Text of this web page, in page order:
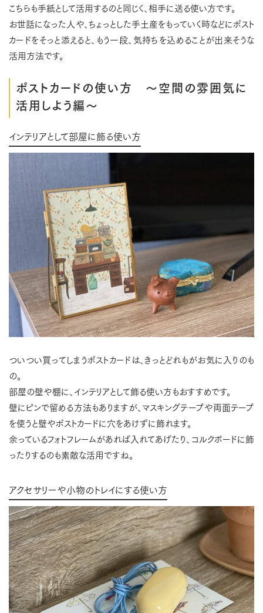
こちらも手紙として活用するのと同じく、相手に送る使い方です。
お世話になった人や、ちょっとした手土産をもっていく時などにポスト
カードをそっと添えると、もう一段、気持ちを込めることが出来そうな
活用方法です。
ポストカードの使い方 ～空間の雰囲気に
活用しよう編～
インテリアとして部屋に飾る使い方
ついつい買ってしまうポストカードは、きっとどれもがお気に入りのも
の。
部屋の壁や棚に、インテリアとして飾る使い方もおすすめです。
壁にピンで留める方法もありますが、マスキングテープや両面テープ
を使うと壁やポストカードに穴をあけずに飾れます。
余っているフォトフレームがあれば入れてあげたり、コルクボードに飾
ったりするのも素敵な活用ですね。
アクセサリーや小物のトレイにする使い方